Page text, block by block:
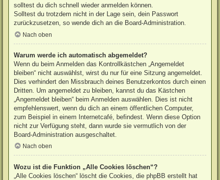
solltest du dich schnell wieder anmelden können.
Solltest du trotzdem nicht in der Lage sein, dein Passwort
zurückzusetzen, so wende dich an die Board-Administration.
Nach oben
Warum werde ich automatisch abgemeldet?
Wenn du beim Anmelden das Kontrollkästchen „Angemeldet
bleiben“ nicht auswählst, wirst du nur für eine Sitzung angemeldet.
Dies verhindert den Missbrauch deines Benutzerkontos durch einen
Dritten. Um angemeldet zu bleiben, kannst du das Kästchen
„Angemeldet bleiben“ beim Anmelden auswählen. Dies ist nicht
empfehlenswert, wenn du dich an einem öffentlichen Computer,
zum Beispiel in einem Internetcafé, befindest. Wenn diese Option
nicht zur Verfügung steht, dann wurde sie vermutlich von der
Board-Administration ausgeschaltet.
Nach oben
Wozu ist die Funktion „Alle Cookies löschen“?
„Alle Cookies löschen“ löscht die Cookies, die phpBB erstellt hat